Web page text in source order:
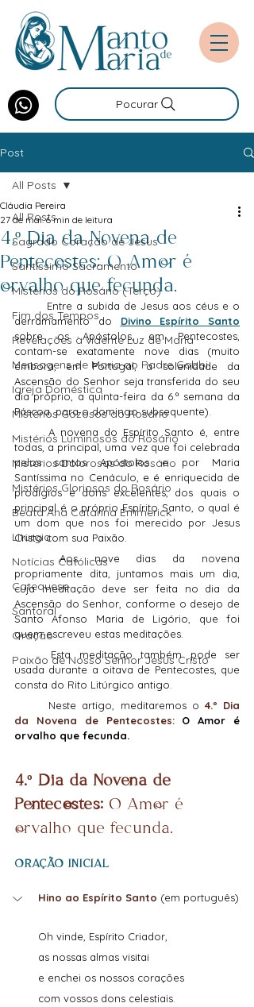
Pocurar
Post
All Posts
Sagrado Coração de Jesus
Santíssimo Sacramento
Mistérios do Rosário (Terço)
Fim dos Tempos
Revelações à vidente Luz de Maria
Mensagens de Maria ao Padre Gobbi
Igreja Doméstica
Mistérios Gozosos do Rosário
Mistérios Luminosos do Rosário
Mistérios Dolorosos do Rosário
Mistérios Gloriosos do Rosário
Beata Ana Catarina Emmerick
Liturgia
Notícias Católicas
Catequese
Santoral
Oração
Paixão de Nosso Senhor Jesus Cristo
All Posts
4.º Dia da Novena de
Pentecostes: O Amor é
orvalho que fecunda.
Cláudia Pereira
27 de mai.6 min de leitura
derramamento do Divino Espírito Santo
sobre os Apóstolos, em Pentecostes,
contam-se exatamente nove dias (muito
embora, em Portugal, a solenidade da
Ascensão do Senhor seja transferida do seu
dia próprio, a quinta-feira da 6.ª semana da
Páscoa, para o domingo subsequente).
todas, a principal, uma vez que foi celebrada
pelos santos Apóstolos e por Maria
Santíssima no Cenáculo, e é enriquecida de
prodígios e dons excelentes, dos quais o
principal é o próprio Espírito Santo, o qual é
um dom que nos foi merecido por Jesus
Cristo com sua Paixão.
	Aos nove dias da novena
propriamente dita, juntamos mais um dia,
cuja meditação deve ser feita no dia da
Ascensão do Senhor, conforme o desejo de
Santo Afonso Maria de Ligório, que foi
quem escreveu estas meditações.
	Esta meditação também pode ser
usada durante a oitava de Pentecostes, que
consta do Rito Litúrgico antigo.
	Neste artigo, meditaremos o
4.º Dia
da Novena de Pentecostes: O Amor é
orvalho que fecunda.
4.º Dia da Novena de
Pentecostes: O Amor é
orvalho que fecunda.
ORAÇÃO INICIAL
Hino ao Espírito Santo (em português)
Oh vinde, Espírito Criador,
as nossas almas visitai
e enchei os nossos corações
com vossos dons celestiais.